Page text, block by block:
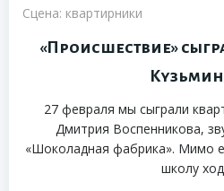
Сцена: квартирники
«Происшествие»
27 февраля мы сыграли
Дмитрия Воспенникова,
«Шоколадная фабрика». Мимо
школу